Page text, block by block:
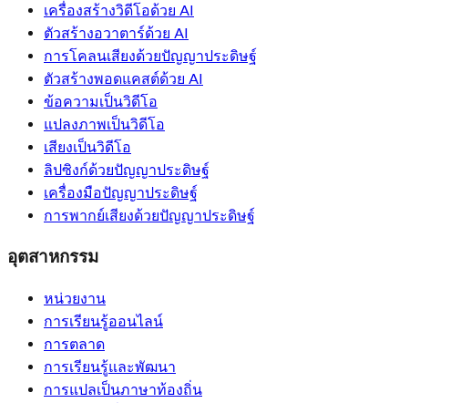
เครื่องสร้างวิดีโอด้วย AI
ตัวสร้างอวาตาร์ด้วย AI
การโคลนเสียงด้วยปัญญาประดิษฐ์
ตัวสร้างพอดแคสต์ด้วย AI
ข้อความเป็นวิดีโอ
แปลงภาพเป็นวิดีโอ
เสียงเป็นวิดีโอ
ลิปซิงก์ด้วยปัญญาประดิษฐ์
เครื่องมือปัญญาประดิษฐ์
การพากย์เสียงด้วยปัญญาประดิษฐ์
อุตสาหกรรม
หน่วยงาน
การเรียนรู้ออนไลน์
การตลาด
การเรียนรู้และพัฒนา
การแปลเป็นภาษาท้องถิ่น